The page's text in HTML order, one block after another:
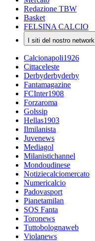
Redazione TBW
Basket
FELSINA CALCIO
I siti del nostro network
Calcionapoli1926
Cittaceleste
Derbyderbyderby
Fantamagazine
FCInter1908
Forzaroma
Golssip
Hellas1903
Ilmilanista
Juvenews
Mediagol
Milanistichannel
Mondoudinese
Notiziecalciomercato
Numericalcio
Padovasport
Pianetamilan
SOS Fanta
Toronews
Tuttobolognaweb
Violanews